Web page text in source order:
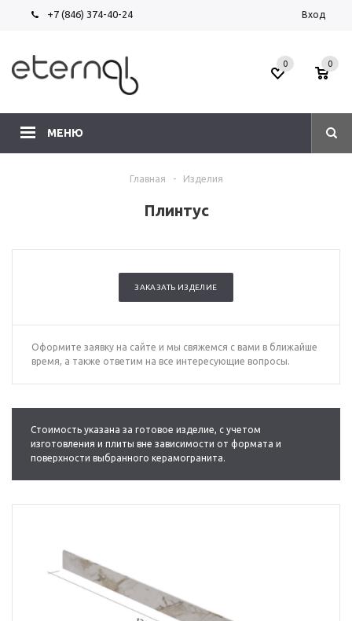
+7 (846) 374-40-24 Вход
МЕНЮ
0 0
Главная - Изделия
Плинтус
ЗАКАЗАТЬ ИЗДЕЛИЕ
Оформите заявку на сайте и мы свяжемся с вами в ближайше
время, а также ответим на все интересующие вопросы.
Стоимость указана за готовое изделие, с учетом
изготовления и плиты вне зависимости от формата и
поверхности выбранного керамогранита.